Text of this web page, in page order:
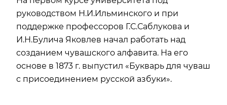
руководством Н.И.Ильминского и при
поддержке профессоров Г.С.Саблукова и
И.Н.Булича Яковлев начал работать над
созданием чувашского алфавита. На его
основе в 1873 г. выпустил «Букварь для чуваш
с присоединением русской азбуки».